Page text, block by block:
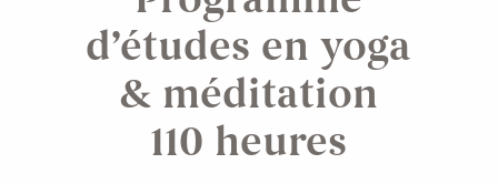
d’études en yoga
& méditation
110 heures